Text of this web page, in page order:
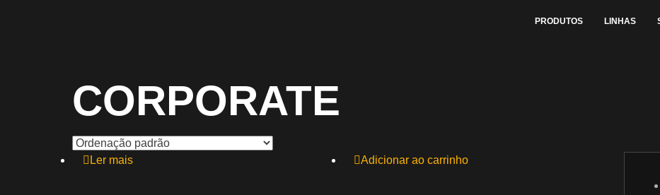
PRODUTOS LINHAS
CORPORATE
Ler mais Adicionar ao carrinho